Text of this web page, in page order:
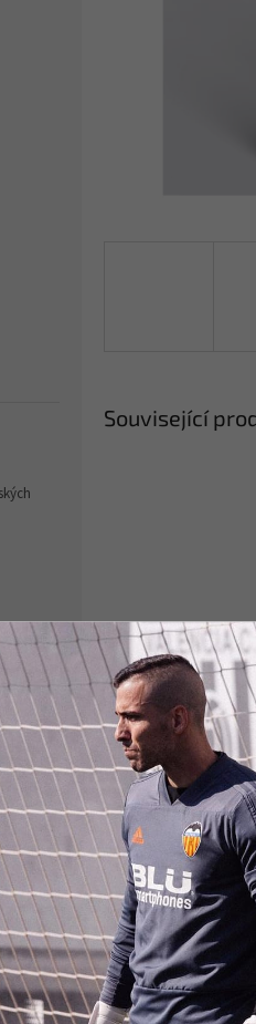
PRO
Související
Brankářské
MOYA
711 Kč
S
Popis
Detailní popis
Ochrana proti